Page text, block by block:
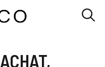
ACHAT,